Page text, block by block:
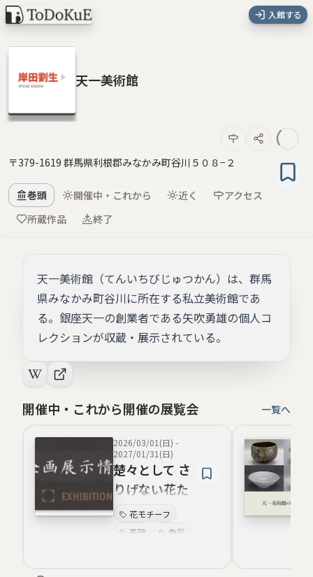
入館する
天一美術館
〒379-1619 群馬県利根郡みなかみ町谷川５０８−２
巻頭 開催中・これから 近く
アクセス
所蔵作品
終了
天一美術館（てんいちびじゅつかん）は、群馬
県みなかみ町谷川に所在する私立美術館であ
る。銀座天一の創業者である矢吹勇雄の個人コ
レクションが収蔵・展示されている。
開催中・これから開催の展覧会 一覧へ
2026/03/01(日) -
2027/01/31(日)
楚々として さ
りげない花た
ち 花モチーフ
茶碗
色彩